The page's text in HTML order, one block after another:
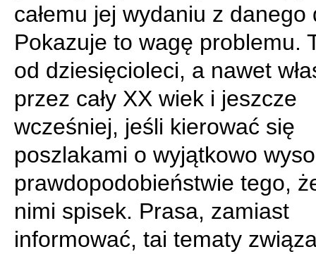
całemu jej wydaniu z danego
Pokazuje to wagę problemu.
od dziesięcioleci, a nawet
przez cały XX wiek i jeszcze
wcześniej, jeśli kierować się
poszlakami o wyjątkowo
prawdopodobieństwie tego,
nimi spisek. Prasa, zamiast
informować, tai tematy